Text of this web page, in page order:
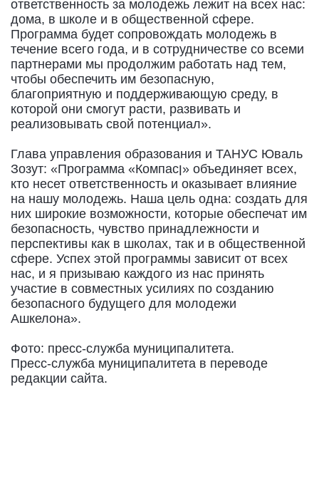
ответственность за молодежь лежит на всех нас:
дома, в школе и в общественной сфере.
Программа будет сопровождать молодежь в
течение всего года, и в сотрудничестве со всеми
партнерами мы продолжим работать над тем,
чтобы обеспечить им безопасную,
благоприятную и поддерживающую среду, в
которой они смогут расти, развивать и
реализовывать свой потенциал».
Глава управления образования и ТАНУС Юваль
Зозут: «Программа «Компасן» объединяет всех,
кто несет ответственность и оказывает влияние
на нашу молодежь. Наша цель одна: создать для
них широкие возможности, которые обеспечат им
безопасность, чувство принадлежности и
перспективы как в школах, так и в общественной
сфере. Успех этой программы зависит от всех
нас, и я призываю каждого из нас принять
участие в совместных усилиях по созданию
безопасного будущего для молодежи
Ашкелона».
Фото: пресс-служба муниципалитета.
Пресс-служба муниципалитета в переводе
редакции сайта.